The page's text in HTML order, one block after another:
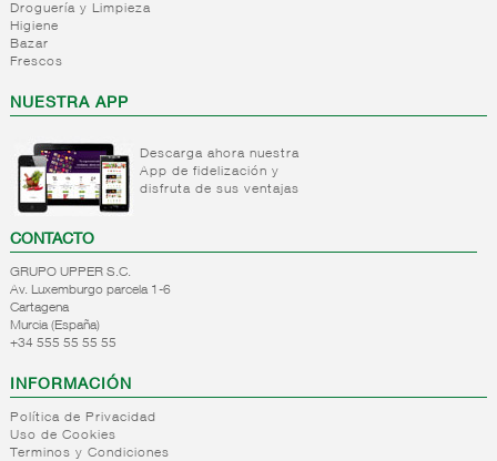
Droguería y Limpieza
Higiene
Bazar
Frescos
NUESTRA APP
Descarga ahora nuestra
App de fidelización y
disfruta de sus ventajas
CONTACTO
GRUPO UPPER S.C.
Av. Luxemburgo parcela 1-6
Cartagena
Murcia (España)
+34 555 55 55 55
INFORMACIÓN
Política de Privacidad
Uso de Cookies
Terminos y Condiciones